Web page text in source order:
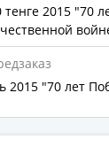
тенге 2015 "70
2015 "70 лет